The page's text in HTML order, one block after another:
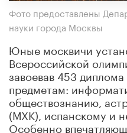
Фото предоставлены
науки города Москвы
Юные москвичи
Всероссийской
завоевав 453
предметам:
обществознанию,
(МХК), испанскому и
Особенно